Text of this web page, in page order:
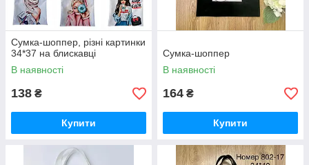
Сумка-шоппер, різні картинки
34*37 на блискавці
В наявності
138 ₴
Купити
Сумка-шоппер
В наявності
164 ₴
Купити